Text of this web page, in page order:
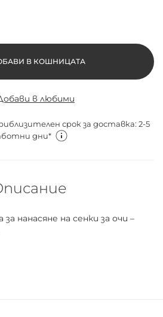
В КОШНИЦАТА
в любими
срок за доставка: 2-5
дни*
нанасяне на сенки за очи –
богата „Girl squad“ колекция от